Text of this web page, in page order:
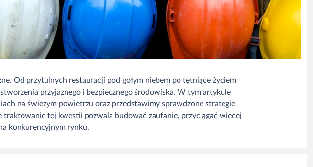
Od przytulnych restauracji pod gołym niebem po tętniące życiem
przyjaznego i bezpiecznego środowiska. W tym artykule
na świeżym powietrzu oraz przedstawimy sprawdzone strategie
tej kwestii pozwala budować zaufanie, przyciągać więcej
konkurencyjnym rynku.